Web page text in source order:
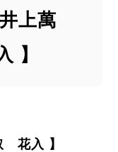
上萬
】
花入 】